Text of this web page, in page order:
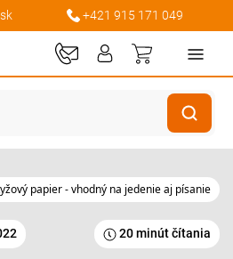
+421 915 171 049
Môj košík
20 minút čítania
papier - vhodný na jedenie aj písanie